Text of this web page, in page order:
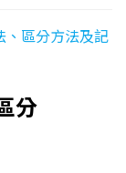
、區分方法及記
分